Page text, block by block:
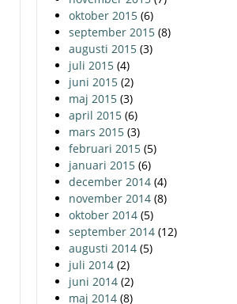
oktober 2015 (6)
september 2015 (8)
augusti 2015 (3)
juli 2015 (4)
juni 2015 (2)
maj 2015 (3)
april 2015 (6)
mars 2015 (3)
februari 2015 (5)
januari 2015 (6)
december 2014 (4)
november 2014 (8)
oktober 2014 (5)
september 2014 (12)
augusti 2014 (5)
juli 2014 (2)
juni 2014 (2)
maj 2014 (8)